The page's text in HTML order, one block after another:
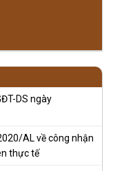
DS ngày
AL về công nhận
thực tế